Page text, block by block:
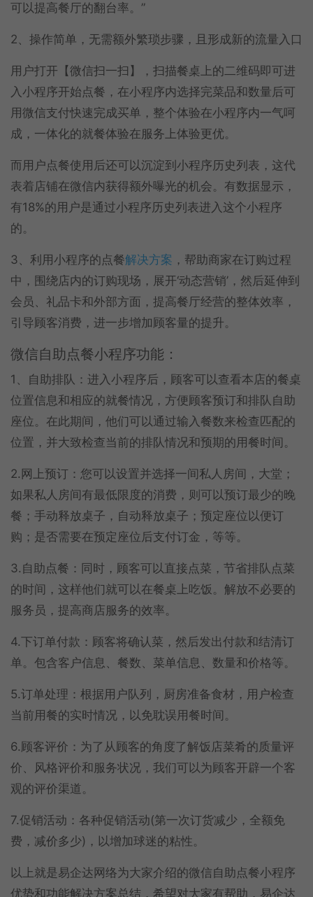
可以提高餐厅的翻台率。”
2、操作简单，无需额外繁琐步骤，且形成新的流量入口
用户打开【微信扫一扫】，扫描餐桌上的二维码即可进
入小程序开始点餐，在小程序内选择完菜品和数量后可
用微信支付快速完成买单，整个体验在小程序内一气呵
成，一体化的就餐体验在服务上体验更优。
而用户点餐使用后还可以沉淀到小程序历史列表，这代
表着店铺在微信内获得额外曝光的机会。有数据显示，
有18%的用户是通过小程序历史列表进入这个小程序
的。
3、利用小程序的点餐解决方案 ，帮助商家在订购过程
中，围绕店内的订购现场，展开‘动态营销’，然后延伸到
会员、礼品卡和外部方面，提高餐厅经营的整体效率，
引导顾客消费，进一步增加顾客量的提升。
微信自助点餐小程序功能：
1、自助排队：进入小程序后，顾客可以查看本店的餐桌
位置信息和相应的就餐情况，方便顾客预订和排队自助
座位。在此期间，他们可以通过输入餐数来检查匹配的
位置，并大致检查当前的排队情况和预期的用餐时间。
2.网上预订：您可以设置并选择一间私人房间，大堂；
如果私人房间有最低限度的消费，则可以预订最少的晚
餐；手动释放桌子，自动释放桌子；预定座位以便订
购；是否需要在预定座位后支付订金，等等。
3.自助点餐：同时，顾客可以直接点菜，节省排队点菜
的时间，这样他们就可以在餐桌上吃饭。解放不必要的
服务员，提高商店服务的效率。
4.下订单付款：顾客将确认菜，然后发出付款和结清订
单。包含客户信息、餐数、菜单信息、数量和价格等。
5.订单处理：根据用户队列，厨房准备食材，用户检查
当前用餐的实时情况，以免耽误用餐时间。
6.顾客评价：为了从顾客的角度了解饭店菜肴的质量评
价、风格评价和服务状况，我们可以为顾客开辟一个客
观的评价渠道。
7.促销活动：各种促销活动(第一次订货减少，全额免
费，减价多少)，以增加球迷的粘性。
以上就是易企达网络为大家介绍的微信自助点餐小程序
优势和功能解决方案总结，希望对大家有帮助，易企达